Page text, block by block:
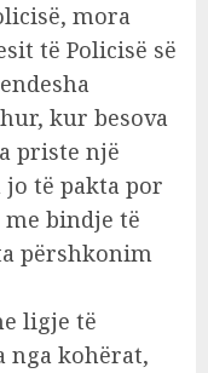
mora
të Policisë së
kur besova
priste një
jo të pakta por
bindje të
përshkonim
ligje të
nga kohërat,